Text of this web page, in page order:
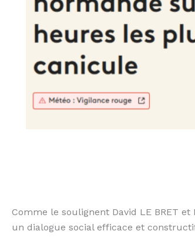
Comme le soulignent David LE BRET
un dialogue social efficace et